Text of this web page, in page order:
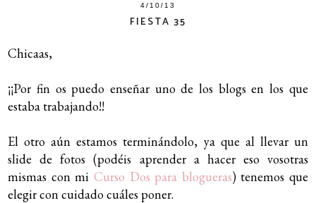
4/10/13
FIESTA 35
Chicaas,
¡¡Por fin os puedo enseñar uno de los blogs en los que
estaba trabajando!!
El otro aún estamos terminándolo, ya que al llevar un
slide de fotos (podéis aprender a hacer eso vosotras
mismas con mi Curso Dos para blogueras) tenemos que
elegir con cuidado cuáles poner.